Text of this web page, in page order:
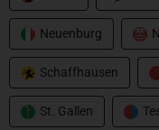
Neuenburg
Schaffhausen
St. Gallen